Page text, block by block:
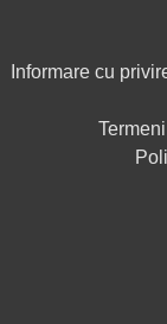
Informare cu